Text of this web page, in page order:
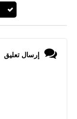
إرسال تعليق